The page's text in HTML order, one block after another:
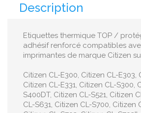
Description
Etiquettes thermique TOP /
adhésif renforcé compatibles
imprimantes de marque Citizen
Citizen CL-E300, Citizen CL-E303,
Citizen CL-E331, Citizen CL-S300,
S400DT, Citizen CL-S521, Citizen
CL-S631, Citizen CL-S700, Citizen